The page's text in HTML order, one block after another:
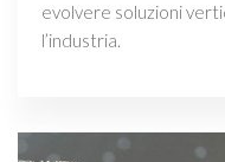
evolvere soluzioni
l’industria.